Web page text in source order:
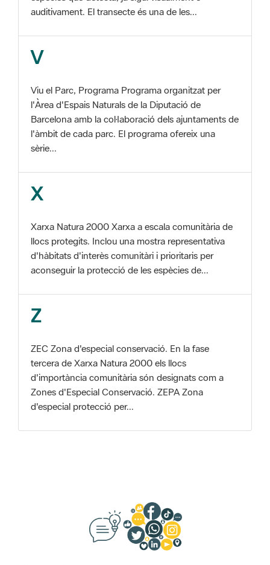
V
l'Àrea d'Espais Naturals de la Diputació de
l'àmbit de cada parc. El programa ofereix una
sèrie...
X
llocs protegits. Inclou una mostra representativa
aconseguir la protecció de les espècies de...
Z
tercera de Xarxa Natura 2000 els llocs
Zones d'Especial Conservació. ZEPA Zona
d'especial protecció per...
Suggeriments, opinió i xarxes socials